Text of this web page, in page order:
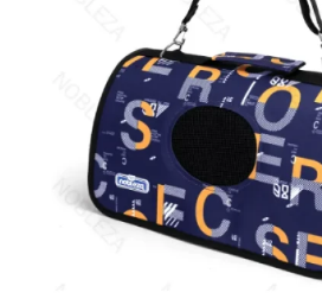
Super Ofertas
Contacto